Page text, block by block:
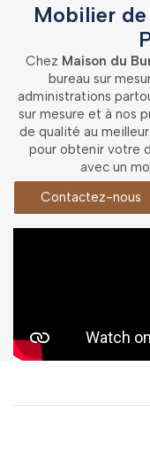
Mobilier de
Chez Maison du
bureau sur
administrations
sur mesure et à nos
de qualité au
pour obtenir votre
avec un
Contactez-nous